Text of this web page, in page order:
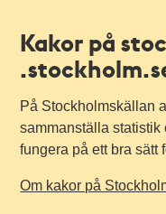
Kakor på
På Stockholmskällan
sammanställa statistik
fungera på ett bra sätt
Om kakor på